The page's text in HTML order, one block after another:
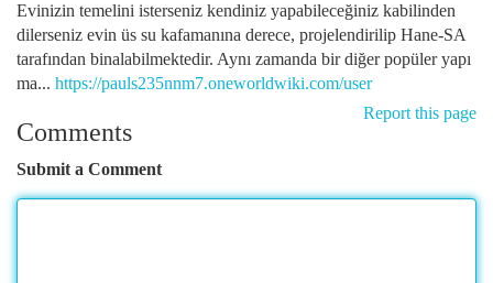
Evinizin temelini isterseniz kendiniz yapabileceğiniz kabilinden
dilerseniz evin üs su kafamanına derece, projelendirilip Hane-SA
tarafından binalabilmektedir. Aynı zamanda bir diğer popüler yapı
ma... https://pauls235nnm7.oneworldwiki.com/user
Report this page
Comments
Submit a Comment